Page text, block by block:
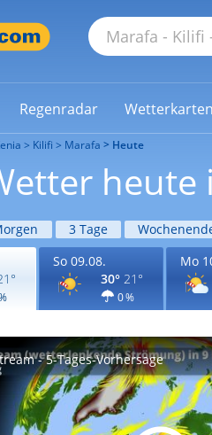
Regenradar Wetterkarten
Kilifi Marafa Heute
heute
3 Tage
So 09.08.
30° 21°
0 %
Mo
- 5-Tages-Vorhersage